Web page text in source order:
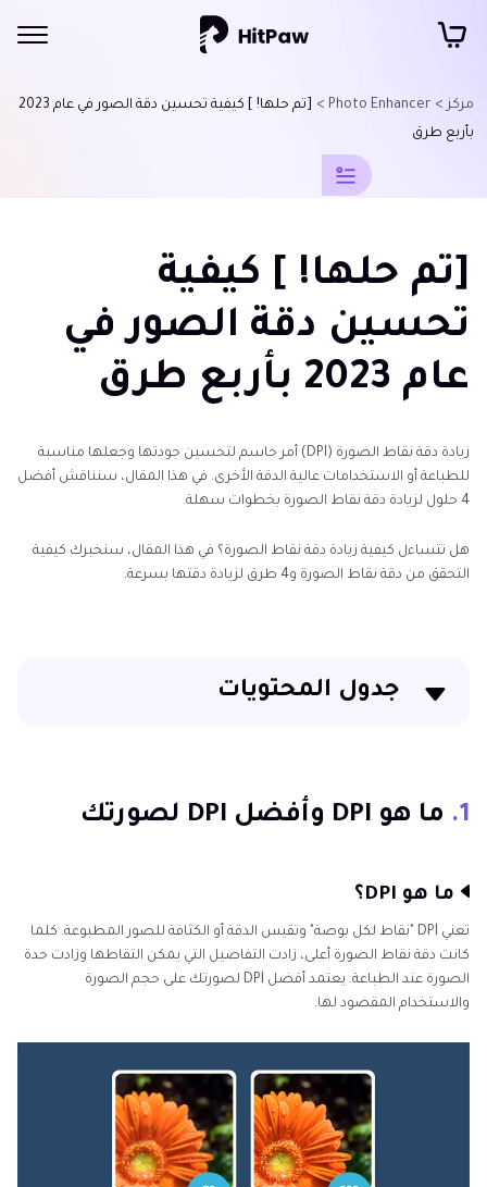
مركز > Photo Enhancer >
[تم حلها! ] كيفية تحسين دقة الصور في عام 2023
بأربع طرق
حول
تحسين
الصور
بالذكاء
الاصطناعي
تحسين
دقة
الصور
تكبير
للصور
تحسين
ضبابية
تحسين
الدقة
أداة
توضيح
مبكسلة
جودة
الصورة
[تم حلها! ] كيفية
تحسين دقة الصور في
عام 2023 بأربع طرق
زيادة دقة نقاط الصورة (DPI) أمر حاسم لتحسين جودتها وجعلها مناسبة
للطباعة أو الاستخدامات عالية الدقة الأخرى. في هذا المقال، سنناقش أفضل
4 حلول لزيادة دقة نقاط الصورة بخطوات سهلة.
هل تتساءل كيفية زيادة دقة نقاط الصورة؟ في هذا المقال، سنخبرك كيفية
التحقق من دقة نقاط الصورة و4 طرق لزيادة دقتها بسرعة.
جدول المحتويات
الختام
1. ما هو DPI وأفضل DPI لصورتك
ما هو DPI؟
تعني DPI "نقاط لكل بوصة" وتقيس الدقة أو الكثافة للصور المطبوعة. كلما
كانت دقة نقاط الصورة أعلى، زادت التفاصيل التي يمكن التقاطها وزادت حدة
الصورة عند الطباعة. يعتمد أفضل DPI لصورتك على حجم الصورة
والاستخدام المقصود لها.